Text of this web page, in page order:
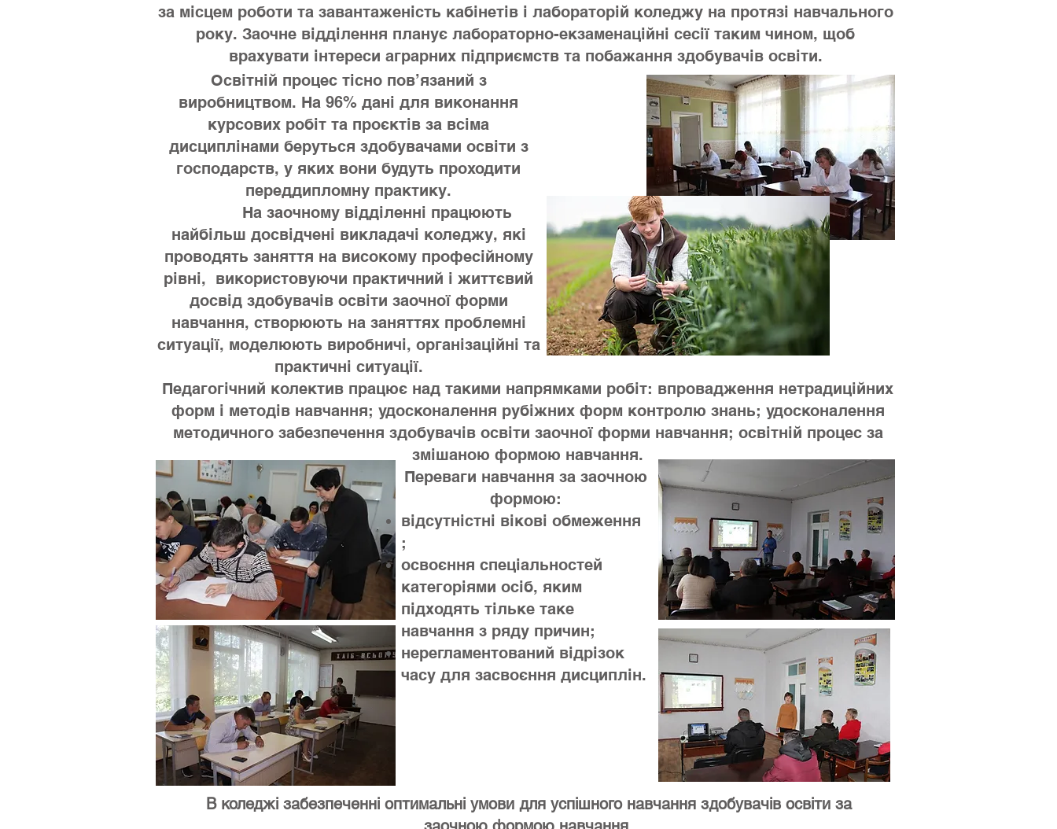
за місцем роботи та завантаженість кабінетів і лабораторій коледжу на протязі навчального
року. Заочне відділення планує лабораторно-екзаменаційні сесії таким чином, щоб
врахувати інтереси аграрних підприємств та побажання здобувачів освіти.
Освітній процес тісно пов’язаний з
виробництвом. На 96% дані для виконання
курсових робіт та проєктів за всіма
дисциплінами беруться здобувачами освіти з
господарств, у яких вони будуть проходити
переддипломну практику.
На заочному відділенні працюють
найбільш досвідчені викладачі коледжу, які
проводять заняття на високому професійному
рівні, використовуючи практичний і життєвий
досвід здобувачів освіти заочної форми
навчання, створюють на заняттях проблемні
ситуації, моделюють виробничі, організаційні та
практичні ситуації.
Педагогічний колектив працює над такими напрямками робіт: впровадження нетрадиційних
форм і методів навчання; удосконалення рубіжних форм контролю знань; удосконалення
методичного забезпечення здобувачів освіти заочної форми навчання; освітній процес за
змішаною формою навчання.
Переваги навчання за заочною
формою:
відсутністні вікові обмеження
;
освоєння спеціальностей
категоріями осіб, яким
підходять тільке таке
навчання з ряду причин;
нерегламентований відрізок
часу для засвоєння дисциплін.
В коледжі забезпеченні оптимальні умови для успішного навчання здобувачів освіти за